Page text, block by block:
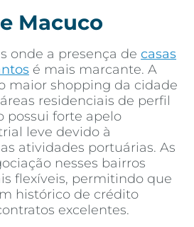
Macuco
onde a presença de casas
é mais marcante. A
maior shopping da cidade
residenciais de perfil
possui forte apelo
leve devido à
atividades portuárias. As
nesses bairros
flexíveis, permitindo que
histórico de crédito
excelentes.